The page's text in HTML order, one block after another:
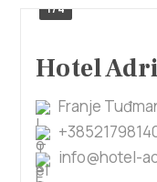
1/4
Hotel
Franje
info@hotel-